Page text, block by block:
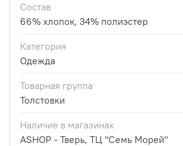
Состав
66% хлопок, 34% полиэстер
Категория
Одежда
Товарная группа
Толстовки
Наличие в магазинах
ASHOP - Тверь, ТЦ "Семь Морей"